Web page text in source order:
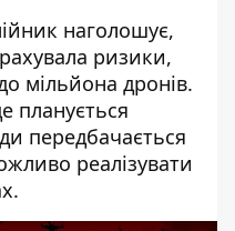
наголошує,
ризики,
мільйона дронів.
планується
передбачається
реалізувати